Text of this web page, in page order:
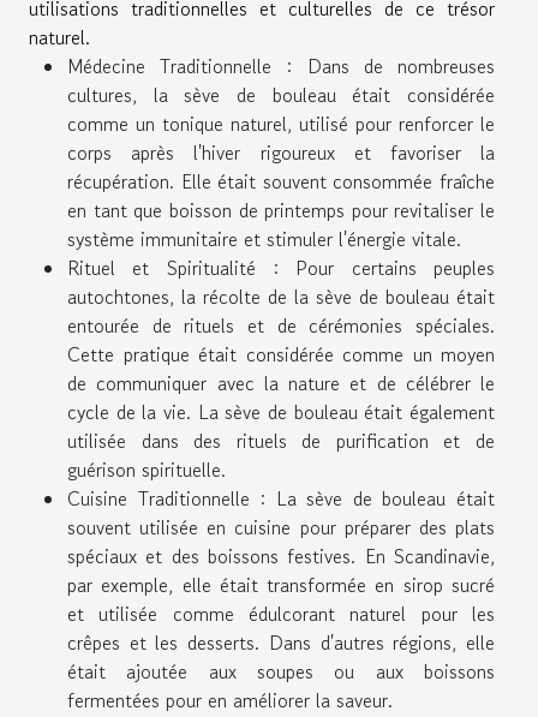
utilisations traditionnelles et culturelles de ce trésor
naturel.
Médecine Traditionnelle : Dans de nombreuses
cultures, la sève de bouleau était considérée
comme un tonique naturel, utilisé pour renforcer le
corps après l'hiver rigoureux et favoriser la
récupération. Elle était souvent consommée fraîche
en tant que boisson de printemps pour revitaliser le
système immunitaire et stimuler l'énergie vitale.
Rituel et Spiritualité : Pour certains peuples
autochtones, la récolte de la sève de bouleau était
entourée de rituels et de cérémonies spéciales.
Cette pratique était considérée comme un moyen
de communiquer avec la nature et de célébrer le
cycle de la vie. La sève de bouleau était également
utilisée dans des rituels de purification et de
guérison spirituelle.
Cuisine Traditionnelle : La sève de bouleau était
souvent utilisée en cuisine pour préparer des plats
spéciaux et des boissons festives. En Scandinavie,
par exemple, elle était transformée en sirop sucré
et utilisée comme édulcorant naturel pour les
crêpes et les desserts. Dans d'autres régions, elle
était ajoutée aux soupes ou aux boissons
fermentées pour en améliorer la saveur.